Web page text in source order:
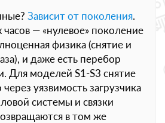
Зависит от поколения.
— «нулевое» поколение
физика (снятие и
и даже есть перебор
Для моделей S1-S3 снятие
уязвимость загрузчика
системы и связки
в том же